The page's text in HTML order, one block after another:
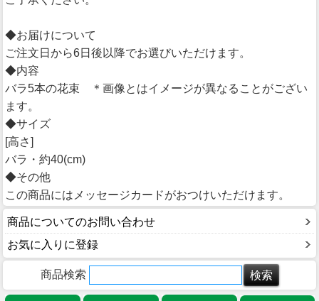
◆お届けについて
ご注文日から6日後以降でお選びいただけます。
◆内容
バラ5本の花束 ＊画像とはイメージが異なることがござい
ます。
◆サイズ
[高さ]
バラ・約40(cm)
◆その他
この商品にはメッセージカードがおつけいただけます。
商品についてのお問い合わせ
お気に入りに登録
商品検索